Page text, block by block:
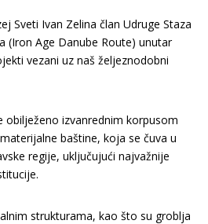
Sveti Ivan Zelina član Udruge Staza
(Iron Age Danube Route) unutar
vezani uz naš željeznodobni
obilježeno izvanrednim korpusom
baštine, koja se čuva u
regije, uključujući najvažnije
strukturama, kao što su groblja